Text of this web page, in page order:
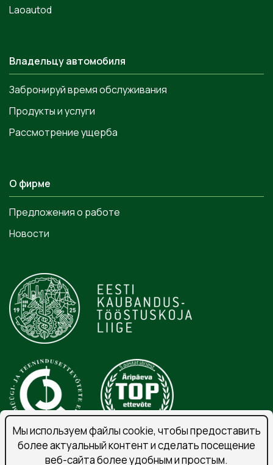
Laoautod
Владельцу автомобиля
Забронируй время обслуживания
Продукты и услуги
Рассмотрение ущерба
О фирме
Предложения о работе
Новости
Мы используем файлы cookie, чтобы предоставить
более актуальный контент и сделать посещение
веб-сайта более удобным и простым.